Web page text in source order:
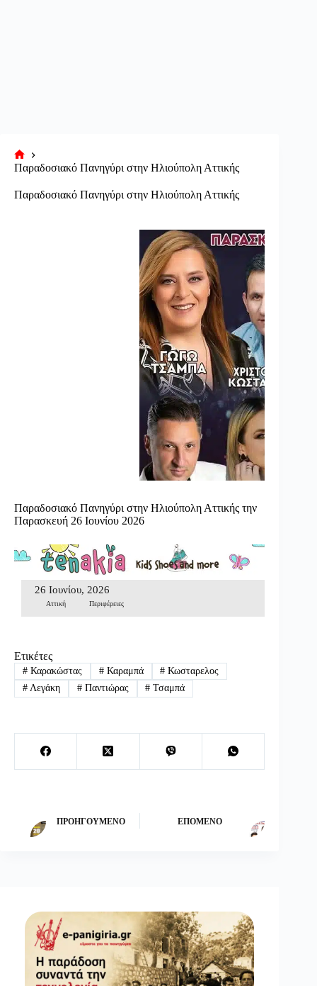
Αρχική
Παραδοσιακό Πανηγύρι στην Ηλιούπολη Αττικής
Παραδοσιακό Πανηγύρι στην Ηλιούπολη Αττικής
Παραδοσιακό Πανηγύρι στην Ηλιούπολη Αττικής την
Παρασκευή 26 Ιουνίου 2026
26 Ιουνίου, 2026
Αττική Περιφέρειες
Ετικέτες
#Καρακώστας #Καραμπά # Κωσταρελος
#Λεγάκη #Παντιώρας # Τσαμπά
ΠΡΟΗΓΟΎΜΕΝΟ ΕΠΌΜΕΝΟ